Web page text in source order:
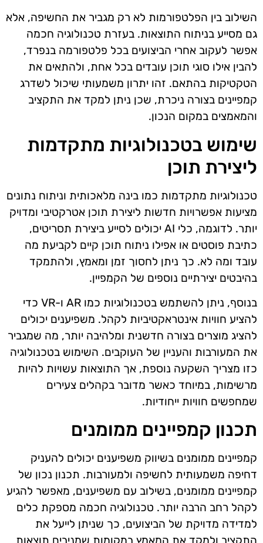
השילוב בין הפלטפורמות לא רק מגביר את החשיפה, אלא
גם מסייע בניתוח התוצאות. בעזרת טכנולוגיה חכמה
אפשר לעקוב אחרי הביצועים בכל פלטפורמה בנפרד,
להבין אילו סוגי תוכן עובדים בכל אחת, ולהתאים את
הטקטיקות בהתאם. זהו יתרון משמעותי שיכול לשדרג
קמפיינים בצורה ניכרת, שכן ניתן למקד את התקציב
והמאמצים במקום הנכון.
שימוש בטכנולוגיות מתקדמות
ליצירת תוכן
טכנולוגיות מתקדמות כמו בינה מלאכותית וניתוח נתונים
מציעות אפשרויות חדשות ליצירת תוכן אטרקטיבי ומדויק
יותר. לדוגמה, כלי AI יכולים לסייע ביצירת תסריטים,
כתיבת פוסטים או אפילו ניתוח תוכן קיים לקביעת מה
עובד ומה לא. כך ניתן לחסוך זמן ומאמץ, ולהתמקד
בהיבטים יצירתיים נוספים של הקמפיין.
בנוסף, ניתן להשתמש בטכנולוגיות כמו AR ו-VR כדי
להציע חוויות אינטראקטיביות לקהל. משפיענים יכולים
להציג מוצרים בצורה חדשנית ומלהיבה יותר, מה שמגביר
את המעורבות והעניין של העוקבים. השימוש בטכנולוגיה
כזו מצריך השקעה נוספת, אך התוצאות עשויות להיות
מרשימות, במיוחד כאשר מדובר בקהלים צעירים
שמחפשים חוויות ייחודיות.
תכנון קמפיינים ממומנים
קמפיינים ממומנים בשיווק משפיענים יכולים להעניק
דחיפה משמעותית לחשיפה ולמעורבות. תכנון נכון של
קמפיינים ממומנים, בשילוב עם משפיענים, מאפשר להגיע
לקהל רחב הרבה יותר. טכנולוגיה חכמה מספקת כלים
למדידה מדויקת של הביצועים, כך שניתן לייעל את